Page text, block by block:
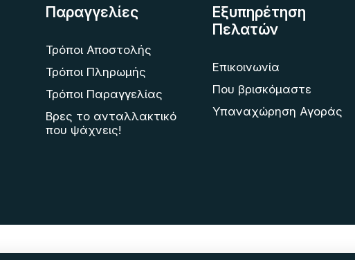
Παραγγελίες
Τρόποι Αποστολής
Τρόποι Πληρωμής
Τρόποι Παραγγελίας
Βρες το ανταλλακτικό
που ψάχνεις!
Εξυπηρέτηση
Πελατών
Επικοινωνία
Που βρισκόμαστε
Υπαναχώρηση Αγοράς